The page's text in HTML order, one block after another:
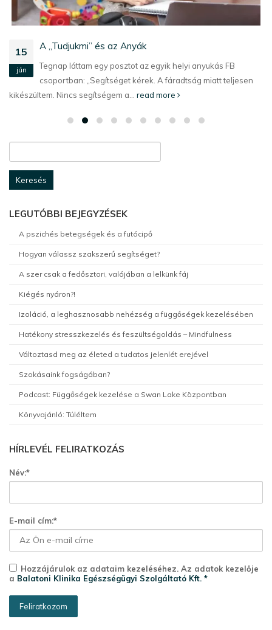
15
jún
A „Tudjukmi” és az Anyák
Tegnap láttam egy posztot az egyik helyi anyukás FB
csoportban: „Segítséget kérek. A fáradtság miatt teljesen
kikészültem. Nincs segítségem a... read more
LEGUTÓBBI BEJEGYZÉSEK
A pszichés betegségek és a futócipő
Hogyan válassz szakszerű segítséget?
A szer csak a fedősztori, valójában a lelkünk fáj
Kiégés nyáron?!
Izoláció, a leghasznosabb nehézség a függőségek kezelésében
Hatékony stresszkezelés és feszültségoldás – Mindfulness
Változtasd meg az életed a tudatos jelenlét erejével
Szokásaink fogságában?
Podcast: Függőségek kezelése a Swan Lake Központban
Könyvajánló: Túléltem
HÍRLEVÉL FELIRATKOZÁS
Név:*
E-mail cím:*
Hozzájárulok az adataim kezeléséhez. Az adatok kezelője
a Balatoni Klinika Egészségügyi Szolgáltató Kft. *